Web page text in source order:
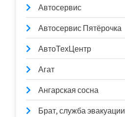
Автосервис
Автосервис Пятёрочка
АвтоТехЦентр
Агат
Ангарская сосна
Брат, служба эвакуации